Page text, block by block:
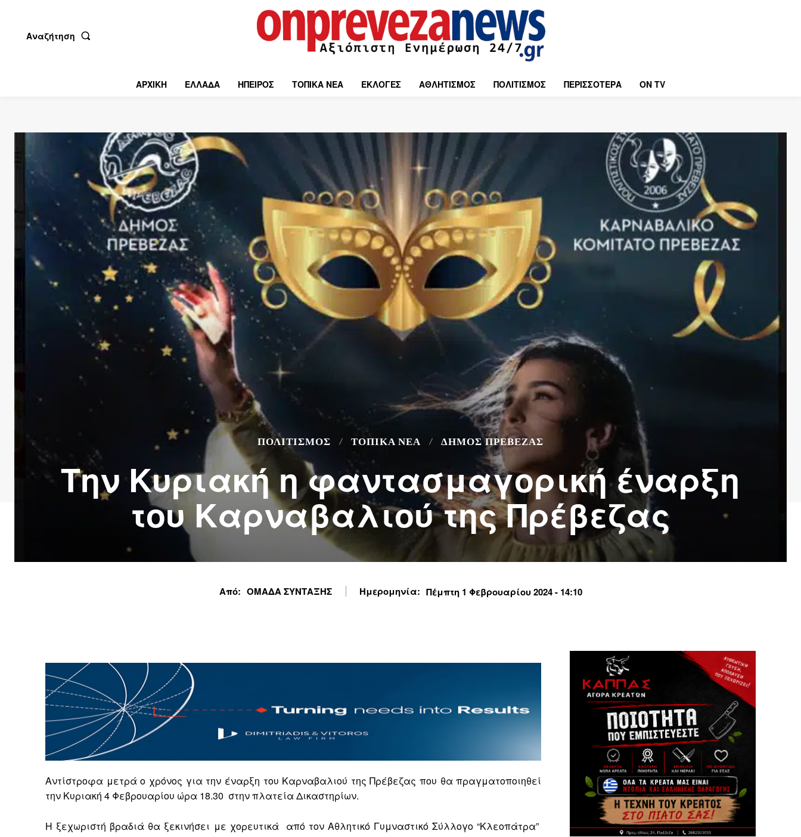
Αναζήτηση
ΑΡΧΙΚΗ ΕΛΛΑΔΑ ΗΠΕΙΡΟΣ ΤΟΠΙΚΑ ΝΕΑ ΕΚΛΟΓΕΣ ΑΘΛΗΤΙΣΜΟΣ ΠΟΛΙΤΙΣΜΟΣ ΠΕΡΙΣΣΟΤΕΡΑ ON TV
ΠΟΛΙΤΙΣΜΌΣ ΤΟΠΙΚΆ ΝΈΑ ΔΉΜΟΣ ΠΡΈΒΕΖΑΣ
Την Κυριακή η φαντασμαγορική έναρξη
του Καρναβαλιού της Πρέβεζας
Από: ΟΜΑΔΑ ΣΥΝΤΑΞΗΣ Ημερομηνία: Πέμπτη 1 Φεβρουαρίου 2024 - 14:10
Αντίστροφα μετρά ο χρόνος για την έναρξη του Καρναβαλιού της Πρέβεζας που θα πραγματοποιηθεί
την Κυριακή 4 Φεβρουαρίου ώρα 18.30 στην πλατεία Δικαστηρίων.
Η ξεχωριστή βραδιά θα ξεκινήσει με χορευτικά
από τον Αθλητικό Γυμναστικό Σύλλογο “Κλεοπάτρα”